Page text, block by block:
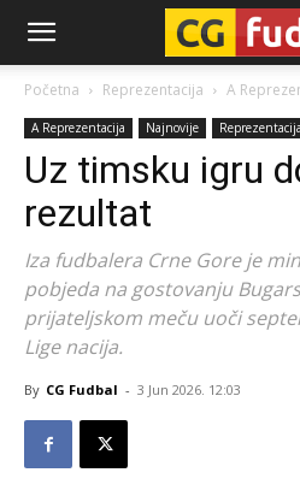
CG-
Fudbal
Početna Reprezentacija A
A Reprezentacija Najnovije Reprezentacija
Uz timsku igru
rezultat
Iza fudbalera Crne Gore je
pobjeda na gostovanju
prijateljskom meču uoči
Lige nacija.
By CG Fudbal - 3 Jun 2026. 12:03